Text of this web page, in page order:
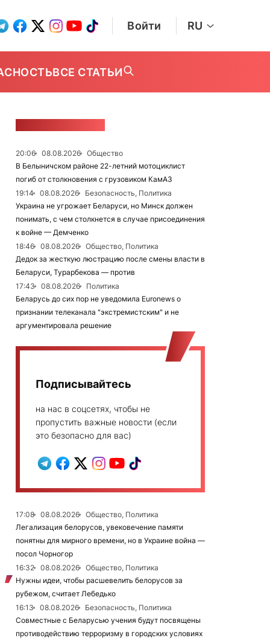
Войти RU
ВСЕ СТАТЬИ
20:06 08.08.2026
Общество
В Белыничском районе 22-летний мотоциклист
погиб от столкновения с грузовиком КамАЗ
19:14
08.08.2026
Безопасность, Политика
Украина не угрожает Беларуси, но Минск должен
понимать, с чем столкнется в случае присоединения
к войне — Демченко
18:46
08.08.2026
Общество, Политика
Дедок за жесткую люстрацию после смены власти в
Беларуси, Турарбекова — против
17:43
08.08.2026
Политика
Беларусь до сих пор не уведомила Euronews о
признании телеканала "экстремистским" и не
аргументировала решение
Подписывайтесь
на нас в соцсетях, чтобы не
пропустить важные новости (если
это безопасно для вас)
17:08 08.08.2026
Общество, Политика
Легализация белорусов, увековечение памяти
понятны для мирного времени, но в Украине война —
посол Чорногор
16:32
08.08.2026
Общество, Политика
Нужны идеи, чтобы расшевелить белорусов за
рубежом, считает Лебедько
16:13
08.08.2026
Безопасность, Политика
Совместные с Беларусью учения будут посвящены
противодействию терроризму в городских условиях